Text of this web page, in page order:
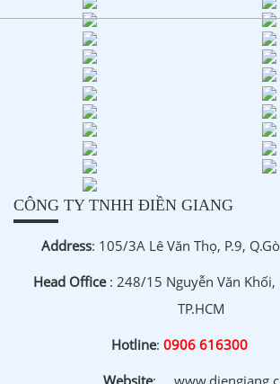
CÔNG TY TNHH ĐIỀN GIANG
Address: 105/3A Lê Văn Thọ, P.9,
Head Office : 248/15 Nguyễn Văn Khối,
TP.HCM
Hotline: 0906 616300